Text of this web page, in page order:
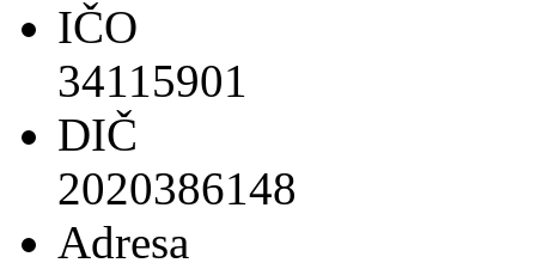
IČO
34115901
DIČ
2020386148
Adresa